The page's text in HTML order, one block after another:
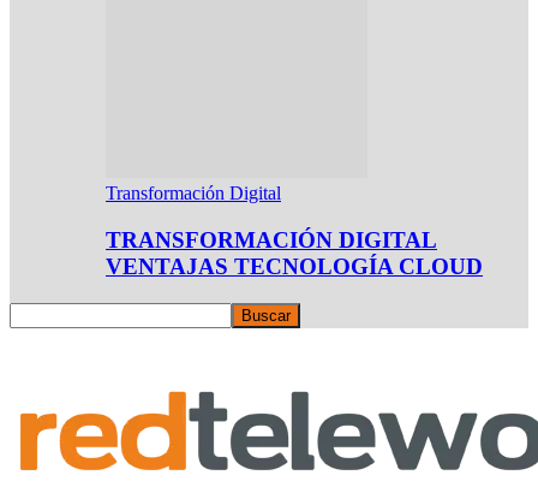
Transformación Digital
TRANSFORMACIÓN DIGITAL
VENTAJAS TECNOLOGÍA CLOUD